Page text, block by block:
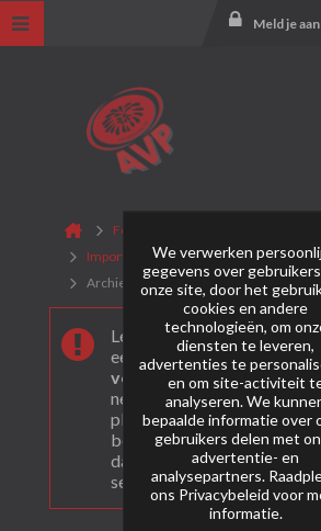
Meld je
Forum
Importeurs & Nederlands vuurwerk
Archief
Leuk dat je ons gevonden
eerste bezoek is bekijk dan
veel gestelde vragen. Om
nemen en ook berichten te
plaatsen moet je je eerst
berichten te bekijken,
dat je wil bezoeken uit
selectie.
We verwerken
gegevens over
onze site, door het
cookies en andere
technologieën, om
diensten te leveren,
advertenties te
en om site-activiteit
analyseren. We
bepaalde informatie over
gebruikers delen met
advertentie- en
analysepartners.
ons Privacybeleid voor
informatie.